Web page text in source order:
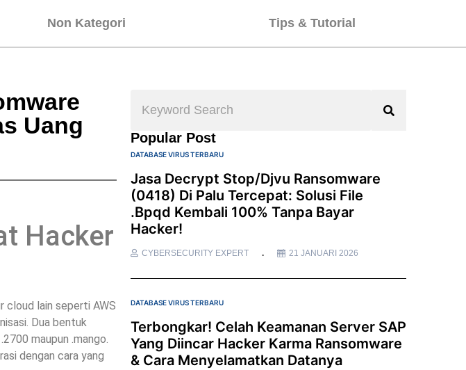
Non Kategori Tips & Tutorial
Uang
Hacker
cloud lain seperti AWS
Dua bentuk
maupun .mango.
dengan cara yang
Popular Post
DATABASE VIRUS TERBARU
Jasa Decrypt Stop/Djvu Ransomware
(0418) Di Palu Tercepat: Solusi File
.bpqd Kembali 100% Tanpa Bayar
Hacker!
CYBERSECURITY EXPERT 21 JANUARI 2026
DATABASE VIRUS TERBARU
Terbongkar! Celah Keamanan Server SAP
Yang Diincar Hacker Karma Ransomware
& Cara Menyelamatkan Datanya